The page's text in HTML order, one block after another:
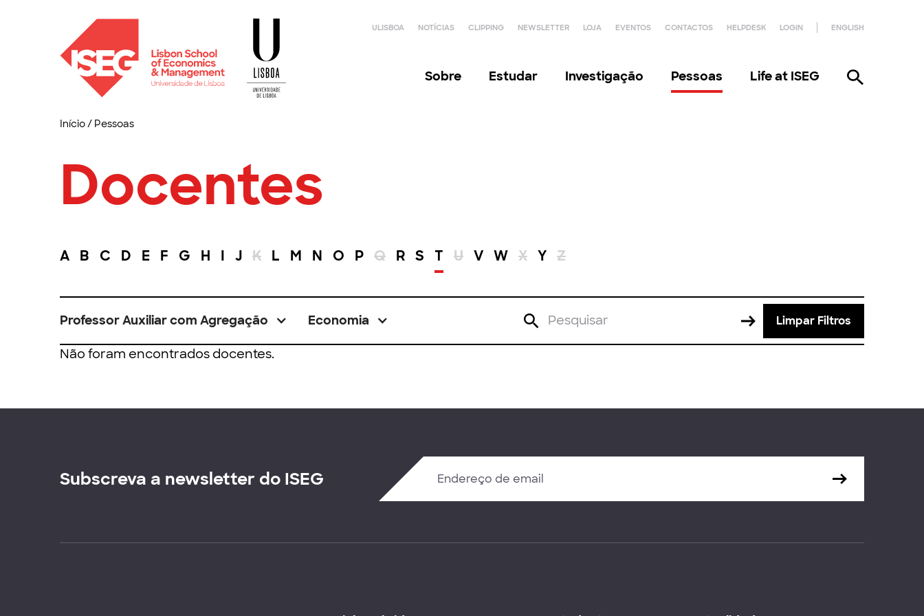
ULISBOA NOTÍCIAS CLIPPING NEWSLETTER LOJA EVENTOS CONTACTOS HELPDESK LOGIN ENGLISH
Sobre Estudar Investigação Pessoas Life at ISEG
Início/ Pessoas
Docentes
A B C D E F G H I J K L M N O P Q R S T U V W X Y Z
Professor Auxiliar com Agregação Economia Limpar Filtros
Não foram encontrados docentes.
Subscreva a newsletter do ISEG